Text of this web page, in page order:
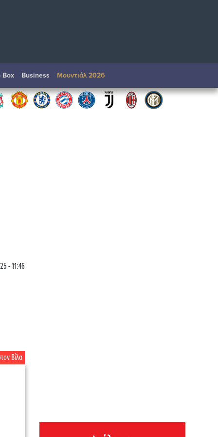
Box Βusiness Μουντιάλ 2026
- 11:46
Βίλα